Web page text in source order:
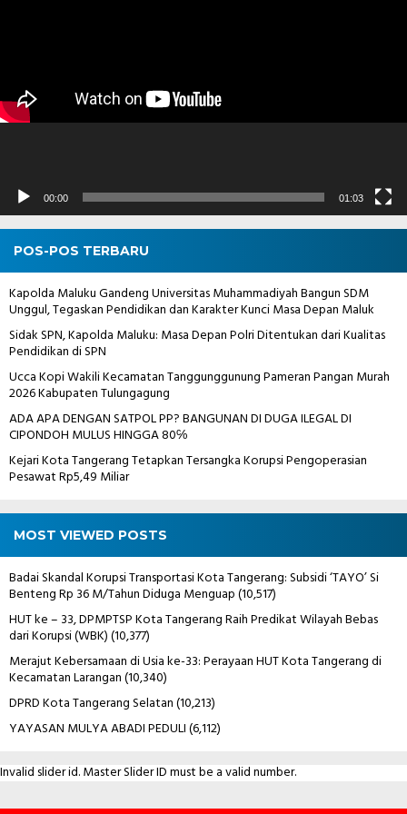
00:00 01:03
POS-POS TERBARU
Kapolda Maluku Gandeng Universitas Muhammadiyah Bangun SDM
Unggul, Tegaskan Pendidikan dan Karakter Kunci Masa Depan Maluk
Sidak SPN, Kapolda Maluku: Masa Depan Polri Ditentukan dari Kualitas
Pendidikan di SPN
Ucca Kopi Wakili Kecamatan Tanggunggunung Pameran Pangan Murah
2026 Kabupaten Tulungagung
ADA APA DENGAN SATPOL PP? BANGUNAN DI DUGA ILEGAL DI
CIPONDOH MULUS HINGGA 80℅
Kejari Kota Tangerang Tetapkan Tersangka Korupsi Pengoperasian
Pesawat Rp5,49 Miliar
MOST VIEWED POSTS
Badai Skandal Korupsi Transportasi Kota Tangerang: Subsidi ‘TAYO’ Si
Benteng Rp 36 M/Tahun Diduga Menguap(10,517)
HUT ke – 33, DPMPTSP Kota Tangerang Raih Predikat Wilayah Bebas
dari Korupsi (WBK)(10,377)
Merajut Kebersamaan di Usia ke-33: Perayaan HUT Kota Tangerang di
Kecamatan Larangan(10,340)
DPRD Kota Tangerang Selatan(10,213)
YAYASAN MULYA ABADI PEDULI(6,112)
Invalid slider id. Master Slider ID must be a valid number.